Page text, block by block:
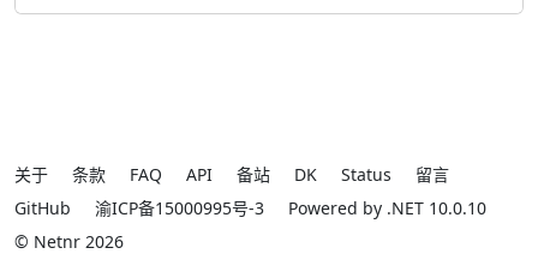
关于 条款 FAQ API 备站 DK Status
留言
GitHub
渝ICP备15000995号-3
Powered by .NET 10.0.10
© Netnr 2026